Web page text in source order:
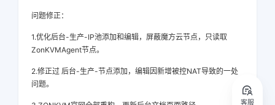
问题修正：
1.优化后台-生产-IP池添加和编辑，屏蔽魔方云节点，只读取
ZonKVMAgent节点。
2.修正过 后台-生产-节点添加，编辑因新增被控NAT导致的一处
问题。
客服